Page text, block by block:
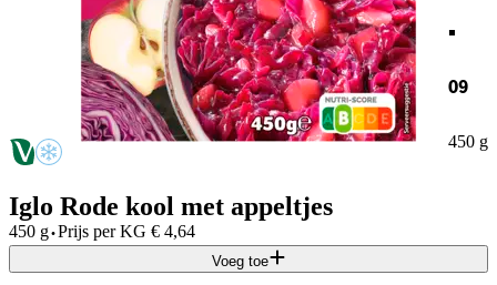
.
09
450 g
Iglo Rode kool met appeltjes
450 g·Prijs per KG € 4,64
Voeg toe